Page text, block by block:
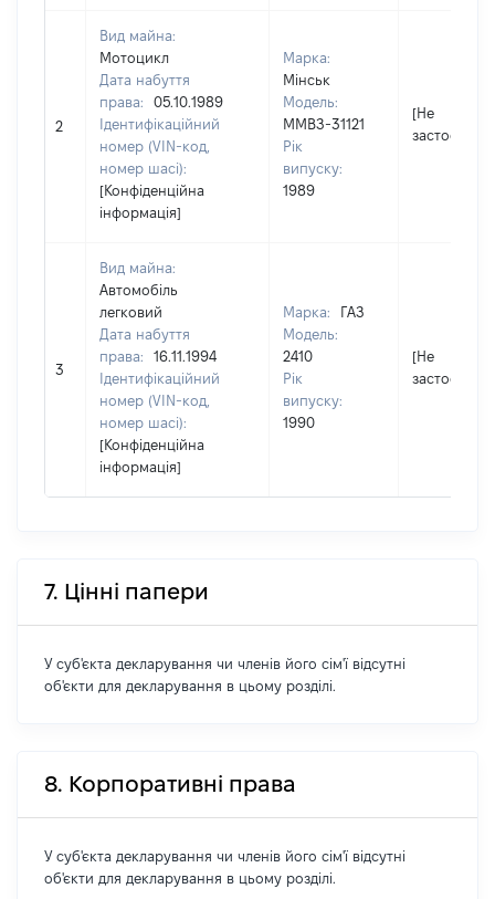
2
Вид майна:
Мотоцикл
Дата набуття
права:
05.10.1989
Ідентифікаційний
номер (VIN-код,
номер шасі):
[Конфіденційна
інформація]
Марка:
Мінськ
Модель:
ММВЗ-31121
Рік
випуску:
1989
[Не
3
Вид майна:
Автомобіль
легковий
Дата набуття
права:
16.11.1994
Ідентифікаційний
номер (VIN-код,
номер шасі):
[Конфіденційна
інформація]
Марка:
ГАЗ
Модель:
2410
Рік
випуску:
1990
[Не
7. Цінні папери
У суб'єкта декларування чи членів його сім'ї відсутні
об'єкти для декларування в цьому розділі.
8. Корпоративні права
У суб'єкта декларування чи членів його сім'ї відсутні
об'єкти для декларування в цьому розділі.